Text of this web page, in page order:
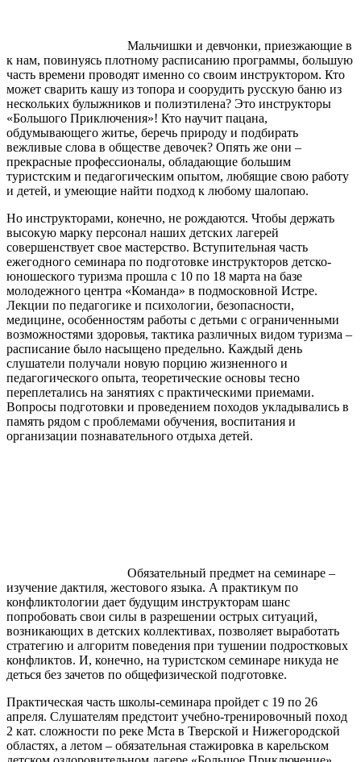
Мальчишки и девчонки, приезжающие в
к нам, повинуясь плотному расписанию программы, большую
часть времени проводят именно со своим инструктором. Кто
может сварить кашу из топора и соорудить русскую баню из
нескольких булыжников и полиэтилена? Это инструкторы
«Большого Приключения»! Кто научит пацана,
обдумывающего житье, беречь природу и подбирать
вежливые слова в обществе девочек? Опять же они –
прекрасные профессионалы, обладающие большим
туристским и педагогическим опытом, любящие свою работу
и детей, и умеющие найти подход к любому шалопаю.
Но инструкторами, конечно, не рождаются. Чтобы держать
высокую марку персонал наших детских лагерей
совершенствует свое мастерство. Вступительная часть
ежегодного семинара по подготовке инструкторов детско-
юношеского туризма прошла с 10 по 18 марта на базе
молодежного центра «Команда» в подмосковной Истре.
Лекции по педагогике и психологии, безопасности,
медицине, особенностям работы с детьми с ограниченными
возможностями здоровья, тактика различных видом туризма –
расписание было насыщено предельно. Каждый день
слушатели получали новую порцию жизненного и
педагогического опыта, теоретические основы тесно
переплетались на занятиях с практическими приемами.
Вопросы подготовки и проведением походов укладывались в
память рядом с проблемами обучения, воспитания и
организации познавательного отдыха детей.
Обязательный предмет на семинаре –
изучение дактиля, жестового языка. А практикум по
конфликтологии дает будущим инструкторам шанс
попробовать свои силы в разрешении острых ситуаций,
возникающих в детских коллективах, позволяет выработать
стратегию и алгоритм поведения при тушении подростковых
конфликтов. И, конечно, на туристском семинаре никуда не
деться без зачетов по общефизической подготовке.
Практическая часть школы-семинара пройдет с 19 по 26
апреля. Слушателям предстоит учебно-тренировочный поход
2 кат. сложности по реке Мста в Тверской и Нижегородской
областях, а летом – обязательная стажировка в карельском